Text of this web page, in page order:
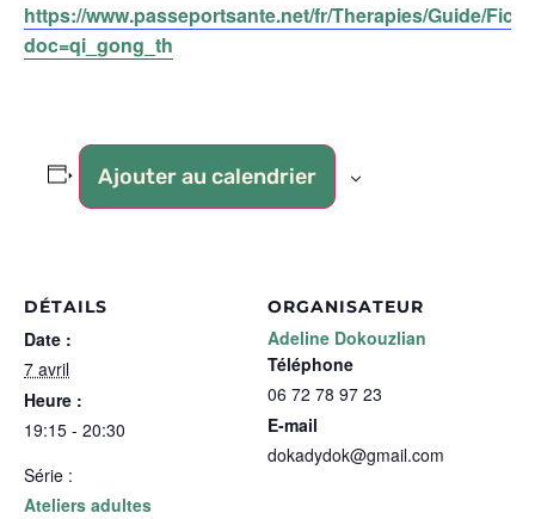
https://www.passeportsante.net/fr/Therapies/Guide/
doc=qi_gong_th
Ajouter au calendrier
DÉTAILS
Date :
7 avril
Heure :
19:15 - 20:30
Série :
Ateliers adultes
ORGANISATEUR
Adeline Dokouzlian
Téléphone
06 72 78 97 23
E-mail
dokadydok@gmail.com